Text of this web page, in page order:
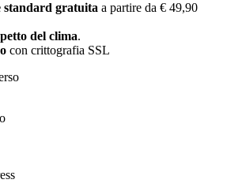
standard gratuita a partire da € 49,90
del clima.
con crittografia SSL